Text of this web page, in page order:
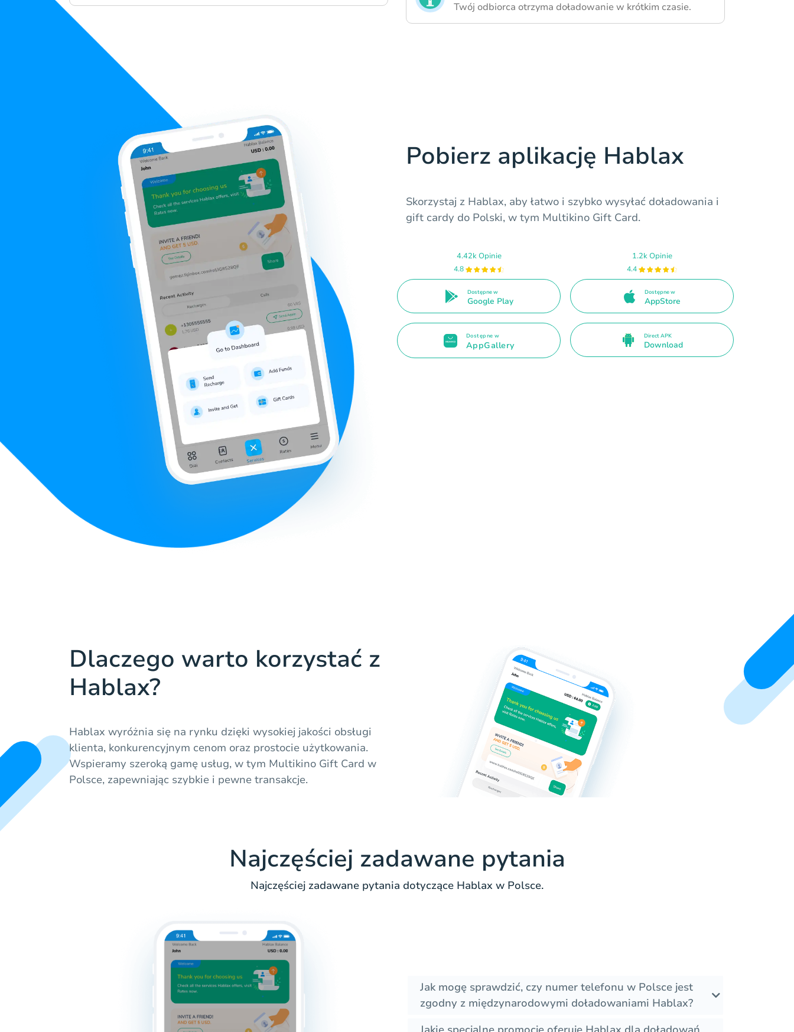
Twój odbiorca otrzyma doładowanie w krótkim czasie.
Pobierz aplikację Hablax
Skorzystaj z Hablax, aby łatwo i szybko wysyłać doładowania i
gift cardy do Polski, w tym Multikino Gift Card.
4.42k Opinie
4.8
Dostępne w
Google Play
1.2k Opinie
4.4
Dostępne w
AppStore
Dostępne w
AppGallery
Direct APK
Download
Dlaczego warto korzystać z
Hablax?
Hablax wyróżnia się na rynku dzięki wysokiej jakości obsługi
klienta, konkurencyjnym cenom oraz prostocie użytkowania.
Wspieramy szeroką gamę usług, w tym Multikino Gift Card w
Polsce, zapewniając szybkie i pewne transakcje.
Najczęściej zadawane pytania
Najczęściej zadawane pytania dotyczące Hablax w Polsce.
Jak mogę sprawdzić, czy numer telefonu w Polsce jest
zgodny z międzynarodowymi doładowaniami Hablax?